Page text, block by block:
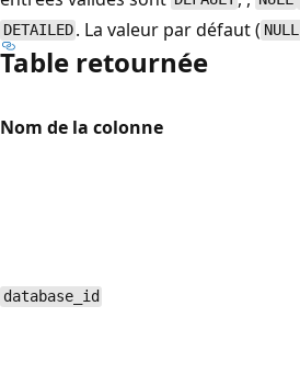
DETAILED . La valeur par défaut ( NULL
Table retournée
Nom de la colonne
database_id